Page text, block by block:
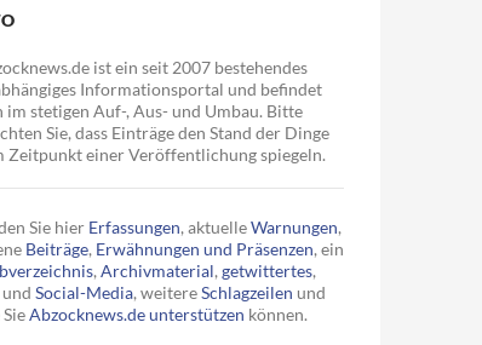
ist ein seit 2007 bestehendes
Informationsportal und befindet
im stetigen Auf-, Aus- und Umbau. Bitte
Sie, dass Einträge den Stand der Dinge
Zeitpunkt einer Veröffentlichung spiegeln.
Sie hier Erfassungen, aktuelleWarnungen,
Beiträge, Erwähnungen und Präsenzen, ein
, Archivmaterial, getwittertes,
Social-Media, weitereSchlagzeilen und
Abzocknews.de unterstützen können.